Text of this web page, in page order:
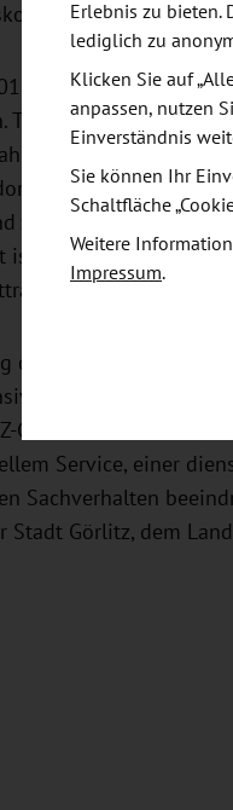
war der Kontakt
Thomas Horn,
„Es hat sich definitiv
für
zugleich ein weiteres
ist ein innovativer
Bedingungen
der Europastadt
Sie hat damit den
Geschäftsführerin
Service, einer
Sachverhalten
Görlitz, dem
Erlebnis zu bieten.
lediglich zu
Klicken Sie auf
anpassen, nutzen
Einverständnis
Sie können Ihr
Schaltfläche
Weitere
Impressum.